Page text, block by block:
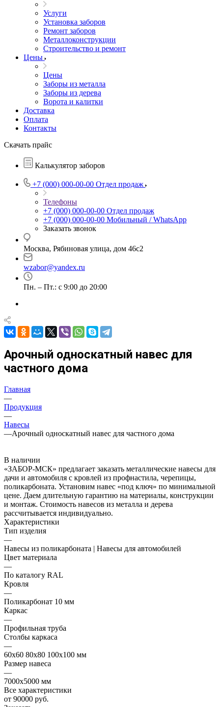
Услуги
Установка заборов
Ремонт заборов
Металлоконструкции
Строительство и ремонт
Цены
Цены
Заборы из металла
Заборы из дерева
Ворота и калитки
Доставка
Оплата
Контакты
Скачать прайс
Калькулятор заборов
+7 (000) 000-00-00 Отдел продаж
Телефоны
+7 (000) 000-00-00 Отдел продаж
+7 (000) 000-00-00 Мобильный / WhatsApp
Заказать звонок
Москва, Рябиновая улица, дом 46с2
wzabor@yandex.ru
Пн. – Пт.: с 9:00 до 20:00
Арочный односкатный навес для
частного дома
Главная
—
Продукция
—
Навесы
—Арочный односкатный навес для частного дома
В наличии
«ЗАБОР-МСК» предлагает заказать металлические навесы для
дачи и автомобиля с кровлей из профнастила, черепицы,
поликарбоната. Установим навес «под ключ» по минимальной
цене. Даем длительную гарантию на материалы, конструкции
и монтаж. Стоимость навесов из металла и дерева
рассчитывается индивидуально.
Характеристики
Тип изделия
—
Навесы из поликарбоната | Навесы для автомобилей
Цвет материала
—
По каталогу RAL
Кровля
—
Поликарбонат 10 мм
Каркас
—
Профильная труба
Столбы каркаса
—
60х60 80х80 100х100 мм
Размер навеса
—
7000х5000 мм
Все характеристики
от 90000 руб.